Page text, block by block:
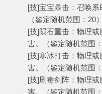
[技]宝宝暴击：召唤系
（鉴定随机范围：20）
[技]陨石重击：物理
害。（鉴定随机范围：
[技]寒冰打击：物理
害。（鉴定随机范围：
[技]剧毒剑阵：物理
害。（鉴定随机范围：